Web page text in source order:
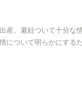
産、避妊ついて十分な
について明らかにする